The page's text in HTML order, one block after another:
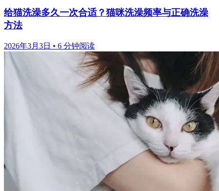
给猫洗澡多久一次合适？猫咪洗澡频率与正确洗澡
方法
2026年3月3日 • 6 分钟阅读